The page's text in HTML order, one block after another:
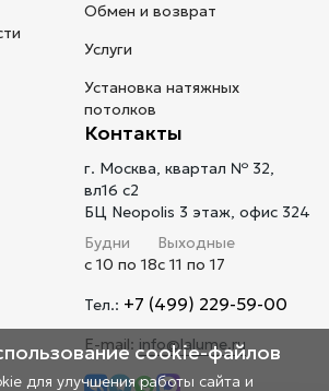
Обмен и возврат
Услуги
Установка натяжных
потолков
Контакты
г. Москва, квартал № 32,
вл16 с2
БЦ Neopolis 3 этаж, офис 324
Будни
с 10 по 18
Выходные
с 11 по 17
Тел.: +7 (499) 229-59-00
E-mail: info@lalume.ru
cookie-файлов
для улучшения работы сайта и